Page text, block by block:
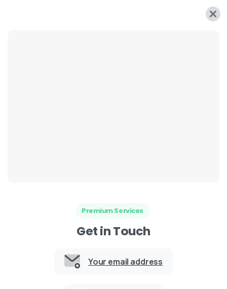
Premium Services
Get in Touch
Your email address